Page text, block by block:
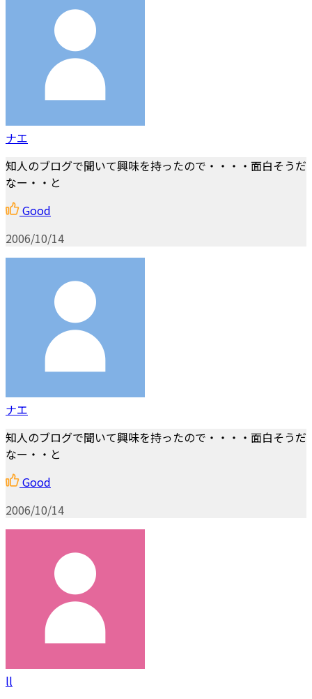
ナエ
知人のブログで聞いて興味を持ったので・・・・面白そうだ
なー・・と
Good
2006/10/14
ナエ
知人のブログで聞いて興味を持ったので・・・・面白そうだ
なー・・と
Good
2006/10/14
ll